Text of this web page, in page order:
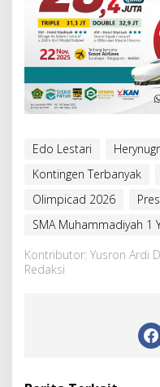
Edo Lestari
Kontingen Terbanyak
Olimpicad 2026
SMA Muhammadiyah 1
Kontributor: Yusron Ardi
Redaksi